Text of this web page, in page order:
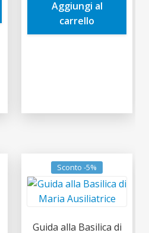
25,00€.
Aggiungi al
carrello
Sconto -5%
Guida alla Basilica di